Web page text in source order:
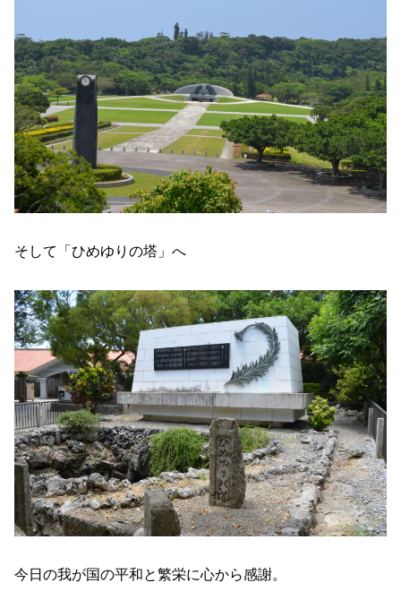
そして「ひめゆりの塔」へ
今日の我が国の平和と繁栄に心から感謝。